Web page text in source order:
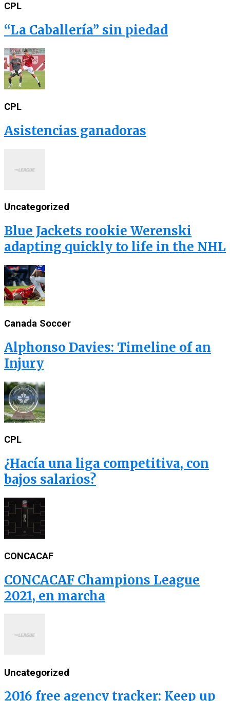
CPL
“La Caballería” sin piedad
CPL
Asistencias ganadoras
Uncategorized
Blue Jackets rookie Werenski
adapting quickly to life in the NHL
Canada Soccer
Alphonso Davies: Timeline of an
Injury
CPL
¿Hacía una liga competitiva, con
bajos salarios?
CONCACAF
CONCACAF Champions League
2021, en marcha
Uncategorized
2016 free agency tracker: Keep up